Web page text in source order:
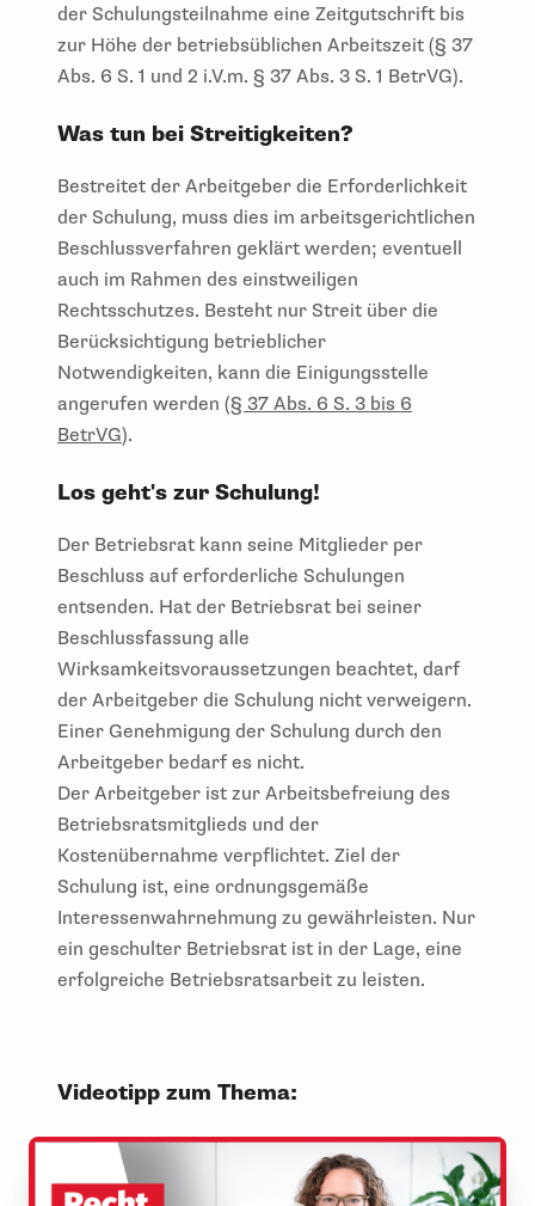
der Schulungsteilnahme eine Zeitgutschrift bis
zur Höhe der betriebsüblichen Arbeitszeit (§ 37
Abs. 6 S. 1 und 2 i.V.m. § 37 Abs. 3 S. 1 BetrVG).
Was tun bei Streitigkeiten?
Bestreitet der Arbeitgeber die Erforderlichkeit
der Schulung, muss dies im arbeitsgerichtlichen
Beschlussverfahren geklärt werden; eventuell
auch im Rahmen des einstweiligen
Rechtsschutzes. Besteht nur Streit über die
Berücksichtigung betrieblicher
Notwendigkeiten, kann die Einigungsstelle
angerufen werden (§ 37 Abs. 6 S. 3 bis 6
BetrVG).
Los geht's zur Schulung!
Der Betriebsrat kann seine Mitglieder per
Beschluss auf erforderliche Schulungen
entsenden. Hat der Betriebsrat bei seiner
Beschlussfassung alle
Wirksamkeitsvoraussetzungen beachtet, darf
der Arbeitgeber die Schulung nicht verweigern.
Einer Genehmigung der Schulung durch den
Arbeitgeber bedarf es nicht.
Der Arbeitgeber ist zur Arbeitsbefreiung des
Betriebsratsmitglieds und der
Kostenübernahme verpflichtet. Ziel der
Schulung ist, eine ordnungsgemäße
Interessenwahrnehmung zu gewährleisten. Nur
ein geschulter Betriebsrat ist in der Lage, eine
erfolgreiche Betriebsratsarbeit zu leisten.
Videotipp zum Thema: